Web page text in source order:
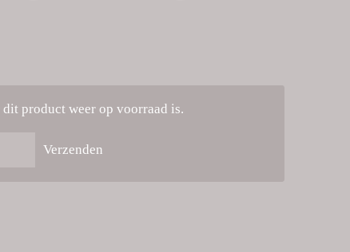
dit product weer op voorraad is.
Verzenden